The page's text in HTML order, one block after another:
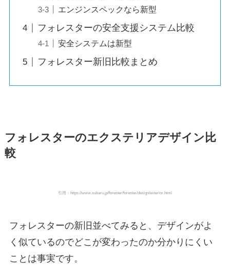
エンジンスペックなら新型
フォレスターの安全支援システム比較
安全システムは新型
フォレスター新旧比較まとめ
フォレスターのエクステリアデザイン比
較
引用：https://www.subaru.jp/forester/forester/design/exterior.html
フォレスターの新旧並べてみると、デザインがよ
く似ているのでどこが変わったのか分かりにくい
ことは事実です。